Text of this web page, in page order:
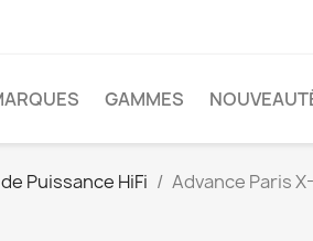
GAMMES
Puissance HiFi Advance Paris